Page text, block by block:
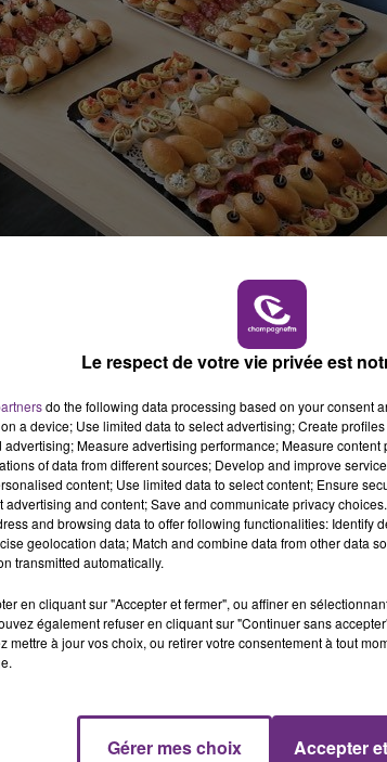
Le respect de votre vie privée est
do the following data processing based on your consent
a device; Use limited data to select advertising; Create
Measure advertising performance; Measure
of data from different sources; Develop and improve
content; Use limited data to select content; Ensure
advertising and content; Save and communicate privacy
and browsing data to offer following functionalities: Identify
geolocation data; Match and combine data from other data
transmitted automatically.
en cliquant sur "Accepter et fermer", ou affiner en
également refuser en cliquant sur "Continuer sans
mettre à jour vos choix, ou retirer votre consentement à tout
Gérer mes choix Accepter